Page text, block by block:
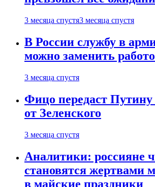
3 месяца спустя3 месяца спустя
В России службу в
можно заменить
3 месяца спустя
Фицо передаст Путину
от Зеленского
3 месяца спустя
Аналитики: россияне
становятся жертвами
в майские праздники